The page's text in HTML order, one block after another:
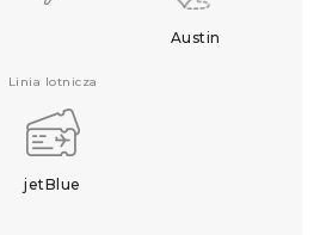
Austin
Linia lotnicza
jetBlue